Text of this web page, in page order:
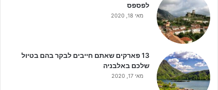
לפספס
מאי 18, 2020
13 פארקים שאתם חייבים לבקר בהם בטיול
שלכם באלבניה
מאי 17, 2020